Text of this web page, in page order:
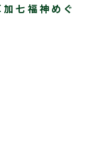
七福神めぐ